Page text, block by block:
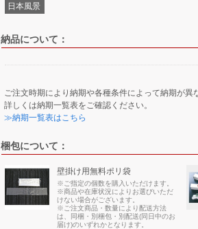
日本風景
納品について：
ご注文時期により納期や各種条件によって納期が異
詳しくは納期一覧表をご確認ください。
≫納期一覧表はこちら
梱包について：
壁掛け用無料ポリ袋
※ご指定の個数を購入いただけます。
※商品や在庫状況によりお選びいただ
けない場合がございます。
※ご注文商品・数量により配送方法
は、同梱・別梱包・別配送(同日中のお
届け)のいずれかとなります。